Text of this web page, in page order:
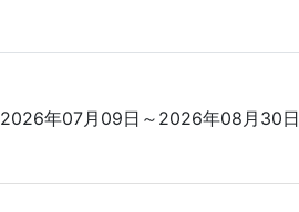
2026年07月09日～2026年08月30日